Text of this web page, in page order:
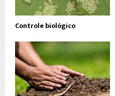
Controle biológico